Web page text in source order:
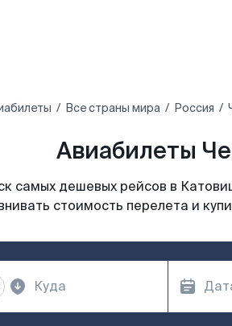
Все страны мира Россия
Авиабилеты
самых дешевых рейсов в
стоимость перелета и